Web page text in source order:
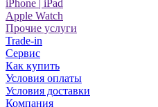
iPhone | iPad
Apple Watch
Прочие услуги
Trade-in
Сервис
Как купить
Условия оплаты
Условия доставки
Компания